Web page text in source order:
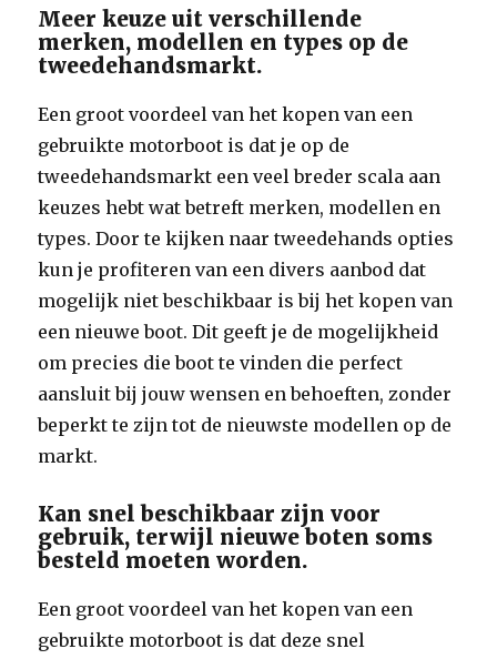
Meer keuze uit verschillende
merken, modellen en types op de
tweedehandsmarkt.
Een groot voordeel van het kopen van een
gebruikte motorboot is dat je op de
tweedehandsmarkt een veel breder scala aan
keuzes hebt wat betreft merken, modellen en
types. Door te kijken naar tweedehands opties
kun je profiteren van een divers aanbod dat
mogelijk niet beschikbaar is bij het kopen van
een nieuwe boot. Dit geeft je de mogelijkheid
om precies die boot te vinden die perfect
aansluit bij jouw wensen en behoeften, zonder
beperkt te zijn tot de nieuwste modellen op de
markt.
Kan snel beschikbaar zijn voor
gebruik, terwijl nieuwe boten soms
besteld moeten worden.
Een groot voordeel van het kopen van een
gebruikte motorboot is dat deze snel